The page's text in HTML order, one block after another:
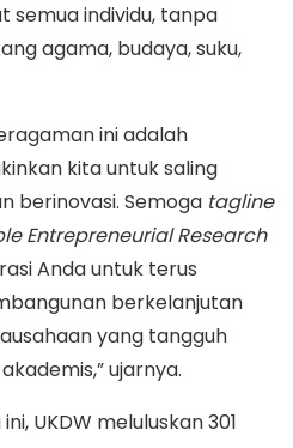
semua individu, tanpa
agama, budaya, suku,
ini adalah
kita untuk saling
berinovasi. Semoga tagline
Entrepreneurial Research
Anda untuk terus
berkelanjutan
yang tangguh
ujarnya.
UKDW meluluskan 301